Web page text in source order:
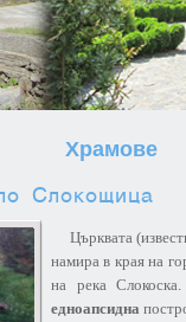
Храмове
Слокощица
Църквата
намира в края на
на река
едноапсидна